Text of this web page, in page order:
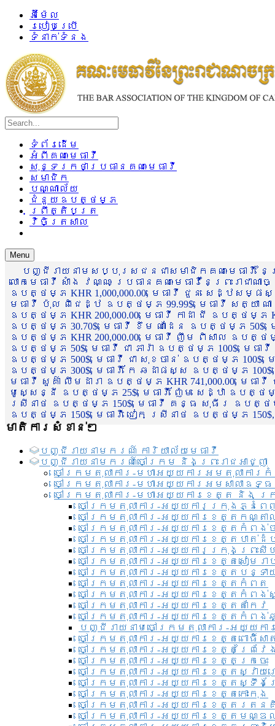
អ៊ីម៉ែល
របៀបប្រើ
ទំនាក់ទំនង
ទំព័រដើម
អំពីគណៈមេធាវី
សុន្ទរកថាប្រធានគណៈមេធាវី
សមាជិក
បណ្ណាល័យ
ជំនួយឧបត្ថម្ភ
ព្រឹត្តិបត្រ
វិចិត្រសាល
Menu
បញ្ជីរាយនាមសប្បុរសជនជាសមាជិកគណៈមេធាវី
លោកមេធាវី សាំង វណ្ណៈ ប្រធានគណៈមេធាវីនៃព្រះរា
ឧបត្ថម្ភ KHR 1,000,000.00, មេធាវី ជួន សេដ្ឋស
មេធាវី ប៉ុល ពិជេដ្ឋ ឧបត្ថម្ភ 99.99$, មេធាវី សត្យា ណ
ឧបត្ថម្ភ KHR 200,000.00, មេធាវី កាដា ជី ឧបត្ថម្ភ
ឧបត្ថម្ភ 30.70$, មេធាវី ខឹម ណាដែន ឧបត្ថម្ភ 50$,
ឧបត្ថម្ភ KHR 200,000.00, មេធាវី ញឹម ពិសាល ឧបត្ថ
ឧបត្ថម្ភ 50$, មេធាវី ជា ភារ៉ា ឧបត្ថម្ភ 100$, មេ
ឧបត្ថម្ភ 500$, មេធាវី ជា សុខចាន់ ឧបត្ថម្ភ
ឧបត្ថម្ភ 300$, មេធាវី កែ ឆដាផស្ស ឧបត្ថម្ភ
មេធាវី សួគ៌ា លឹមដារា ឧបត្ថម្ភ KHR 741,000.00, មេ
មូសេ្សន្នី ឧបត្ថម្ភ 25$, មេធាវី ញ៉ែម សេដ្ឋា ឧបត្ថ
ស្រីនាថ ឧបត្ថម្ភ 150$, មេធាវី គន្ធ សុធីរ ឧបត្ថម្ភ
ឧបត្ថម្ភ 150$, មេធាវី ជៀក ស្រីនាថ ឧបត្ថម្ភ 150$,
មាតិការសំខាន់ៗ
បញ្ជី​រាយ​នាមករណ៍ ការិយាល័យ​មេធាវី​
បញ្ជី​រាយ​នាមករណ៍​ចៅក្រម និងព្រះរាជអាជ្ញា
ចៅក្រមតុលាការ-មហាអយ្យការអមតុលាការ
ចៅក្រមតុលាការ-មហាអយ្យការអមសាលាឧទ្
ចៅក្រមតុលាការ-មហាអយ្យការខេត្ត និង ក្
ចៅក្រមតុលាការ-អយ្យការក្រុងភ្នំពេ
ចៅក្រមតុលាការ-អយ្យការខេត្តកណ្តា
ចៅក្រមតុលាការ-អយ្យការខេត្តកំពង់ច
ចៅក្រមតុលាការ-អយ្យការខេត្តបាត់ដំ
ចៅក្រមតុលាការ-អយ្យការ​ក្រុងព្រះសី
ចៅក្រមតុលាការ-អយ្យការខេត្តសៀមរា
ចៅក្រមតុលាការ-អយ្យការខេត្តបន្ទា
ចៅក្រមតុលាការ-អយ្យការខេត្តកំពត
ចៅក្រមតុលាការ-អយ្យការខេត្តកំពង់
ចៅក្រមតុលាការ-អយ្យការខេត្តតាកែវ
ចៅក្រមតុលាការ-អយ្យការខេត្តកំពង់
បញ្ជីរាយនាមចៅក្រមតុលាការ-អយ្យក
ចៅក្រមតុលាការ-អយ្យការខេត្តពោធិ៍សា
ចៅក្រមតុលាការ-អយ្យការខេត្តព្រៃវែ
ចៅក្រមតុលាការ-អយ្យការខេត្តក្រចេះ
ចៅក្រមតុលាការ-អយ្យការខេត្តស្វាយ
ចៅក្រមតុលាការ-អយ្យការខេត្តស្ទឹង
ចៅក្រមតុលាការ-អយ្យការខេត្តកោះកុង
ចៅក្រមតុលាការ-អយ្យការខេត្តរតន
ចៅក្រមតុលាការ-អយ្យការខេត្តមណ្